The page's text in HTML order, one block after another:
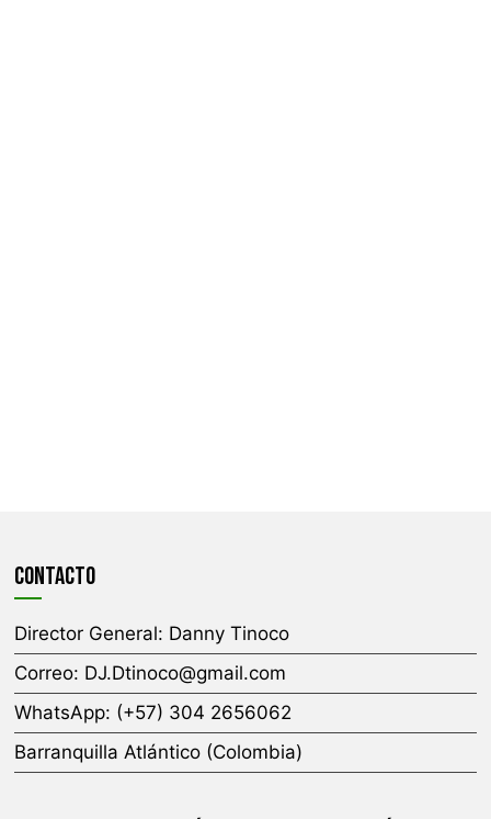
CONTACTO
Director General: Danny Tinoco
Correo: DJ.Dtinoco@gmail.com
WhatsApp: (+57) 304 2656062
Barranquilla Atlántico (Colombia)